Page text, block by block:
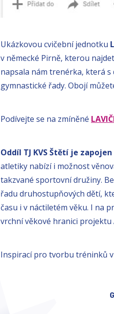
Ukázkovou cvičební jednotku
v německé Pirně, kterou
napsala nám trenérka, která
gymnastické řady. Obojí
Podívejte se na zmíněné
Oddíl TJ KVS Štětí je
atletiky nabízí i možnost
takzvané sportovní družiny.
řadu druhostupňových dětí,
času i v náctiletém věku. I na
vrchní věkové hranici projektu
Inspirací pro tvorbu tréninků